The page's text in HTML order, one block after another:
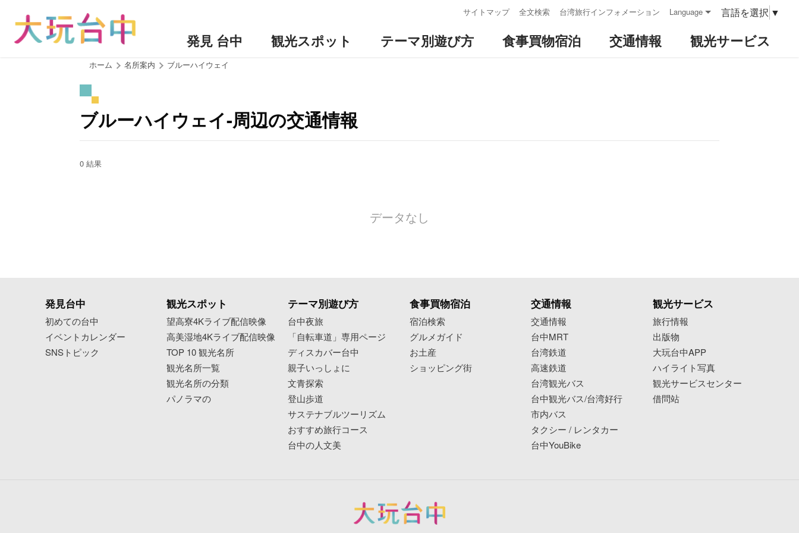
サイトマップ 全文検索 台湾旅行インフォメーション Language 言語を選択 ▼
発見 台中 観光スポット テーマ別遊び方 食事買物宿泊 交通情報 観光サービス
ホーム 名所案内 ブルーハイウェイ
ブルーハイウェイ-周辺の交通情報
0 結果
データなし
発見台中
初めての台中
イベントカレンダー
SNSトピック
観光スポット
望高寮4Kライブ配信映像
高美湿地4Kライブ配信映像
TOP 10 観光名所
観光名所一覧
観光名所の分類
パノラマの
テーマ別遊び方
台中夜旅
「自転車道」専用ページ
ディスカバー台中
親子いっしょに
文青探索
登山歩道
サステナブルツーリズム
おすすめ旅行コース
台中の人文美
食事買物宿泊
宿泊検索
グルメガイド
お土産
ショッピング街
交通情報
交通情報
台中MRT
台湾鉄道
高速鉄道
台湾観光バス
台中観光バス/台湾好行
市内バス
タクシー / レンタカー
台中YouBike
観光サービス
旅行情報
出版物
大玩台中APP
ハイライト写真
観光サービスセンター
借問站